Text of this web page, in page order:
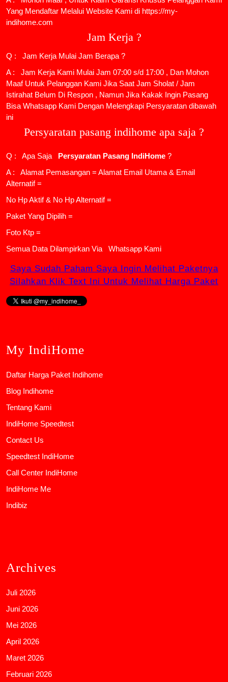
Yang Mendaftar Melalui Website Kami di https://my-
indihome.com
Jam Kerja ?
Q : Jam Kerja Mulai Jam Berapa ?
A : Jam Kerja Kami Mulai Jam 07:00 s/d 17:00 , Dan Mohon
Maaf Untuk Pelanggan Kami Jika Saat Jam Sholat / Jam
Istirahat Belum Di Respon , Namun Jika Kakak Ingin Pasang
Bisa Whatsapp Kami Dengan Melengkapi Persyaratan dibawah
ini
Persyaratan pasang indihome apa saja ?
Q : Apa Saja Persyaratan Pasang IndiHome ?
A : Alamat Pemasangan = Alamat Email Utama & Email
Alternatif =
No Hp Aktif & No Hp Alternatif =
Paket Yang Dipilih =
Foto Ktp =
Semua Data Dilampirkan Via
Whatsapp Kami
Saya Sudah Paham Saya Ingin Melihat Paketnya
Silahkan Klik Text Ini Untuk Melihat Harga Paket
My IndiHome
Daftar Harga Paket Indihome
Blog Indihome
Tentang Kami
IndiHome Speedtest
Contact Us
Speedtest IndiHome
Call Center IndiHome
IndiHome Me
Indibiz
Archives
Juli 2026
Juni 2026
Mei 2026
April 2026
Maret 2026
Februari 2026